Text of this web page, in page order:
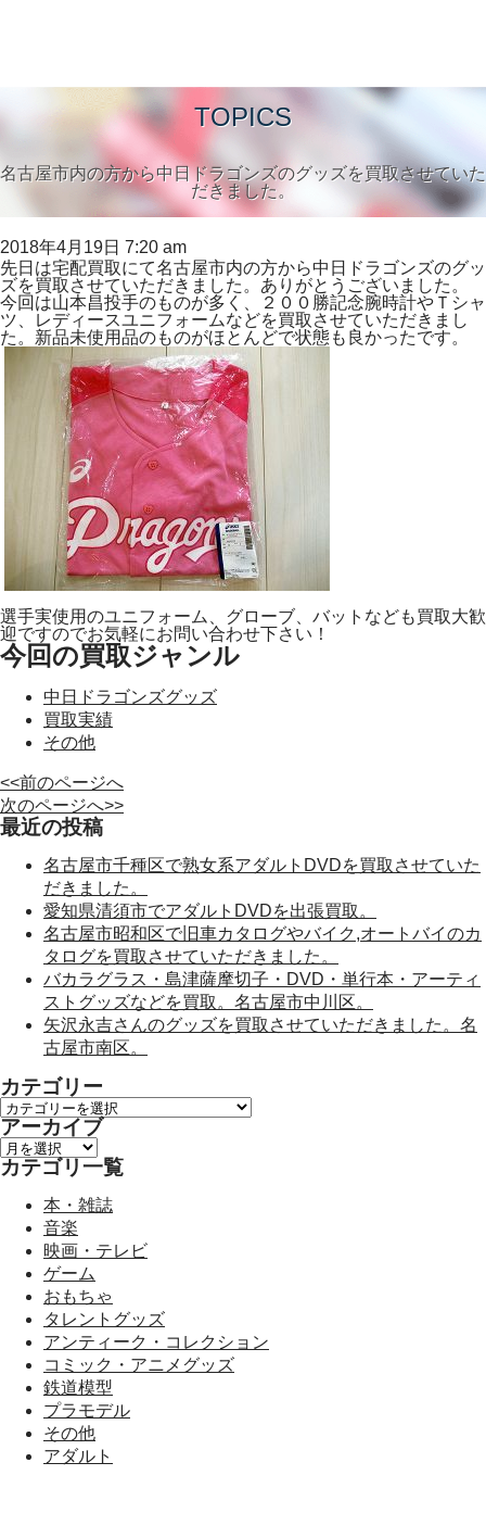
TOPICS
名古屋市内の方から中日ドラゴンズのグッズを買取させていた
だきました。
2018年4月19日 7:20 am
先日は宅配買取にて名古屋市内の方から中日ドラゴンズのグッ
ズを買取させていただきました。ありがとうございました。
今回は山本昌投手のものが多く、２００勝記念腕時計やＴシャ
ツ、レディースユニフォームなどを買取させていただきまし
た。新品未使用品のものがほとんどで状態も良かったです。
選手実使用のユニフォーム、グローブ、バットなども買取大歓
迎ですのでお気軽にお問い合わせ下さい！
今回の買取ジャンル
中日ドラゴンズグッズ
買取実績
その他
<<前のページへ
次のページへ>>
最近の投稿
名古屋市千種区で熟女系アダルトDVDを買取させていた
だきました。
愛知県清須市でアダルトDVDを出張買取。
名古屋市昭和区で旧車カタログやバイク,オートバイのカ
タログを買取させていただきました。
バカラグラス・島津薩摩切子・DVD・単行本・アーティ
ストグッズなどを買取。名古屋市中川区。
矢沢永吉さんのグッズを買取させていただきました。名
古屋市南区。
カテゴリー
カ
テ
ゴ
リ
アーカイブ
ア
ー
カテゴリ一覧
本・雑誌
音楽
映画・テレビ
ゲーム
おもちゃ
タレントグッズ
アンティーク・コレクション
コミック・アニメグッズ
鉄道模型
プラモデル
その他
アダルト